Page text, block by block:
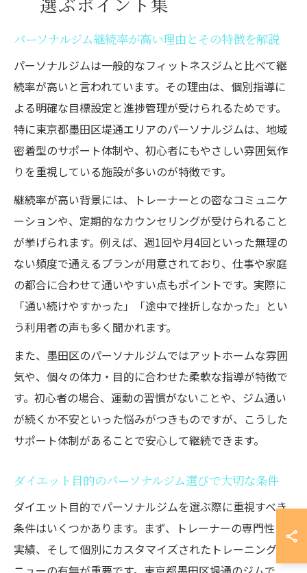
パーソナルジム継続率が高い理由とその特徴を解説
パーソナルジムは一般的なフィットネスジムと比べて継
続率が高いと言われています。その理由は、個別指導に
よる明確な目標設定と進捗管理が受けられるためです。
特に東京都墨田区堤通エリアのパーソナルジムは、地域
密着型のサポート体制や、初心者にもやさしい雰囲気作
りを重視している施設が多いのが特徴です。
継続率が高い背景には、トレーナーとの密なコミュニケ
ーションや、定期的なカウンセリングが受けられること
が挙げられます。例えば、週1回や月4回といった無理の
ない頻度で通えるプランが用意されており、仕事や家庭
の都合に合わせて通いやすい点もポイントです。実際に
「通い続けやすかった」「途中で挫折しなかった」とい
う利用者の声も多く聞かれます。
また、墨田区のパーソナルジムではアットホームな雰囲
気や、個々の体力・目的に合わせた柔軟な指導が特徴で
す。初心者の場合、運動の習慣がないことや、ジム通い
が続くか不安といった悩みがつきものですが、こうした
サポート体制があることで安心して継続できます。
ダイエット目的のパーソナルジム選びで大切な条件
ダイエット目的でパーソナルジムを選ぶ際に重視すべき
条件はいくつかあります。まず、トレーナーの専門性と
実績、そして個別にカスタマイズされたトレーニングメ